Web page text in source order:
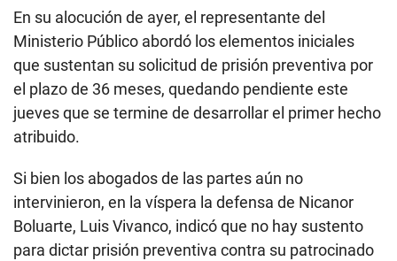
En su alocución de ayer, el representante del
Ministerio Público abordó los elementos iniciales
que sustentan su solicitud de prisión preventiva por
el plazo de 36 meses, quedando pendiente este
jueves que se termine de desarrollar el primer hecho
atribuido.
Si bien los abogados de las partes aún no
intervinieron, en la víspera la defensa de Nicanor
Boluarte, Luis Vivanco, indicó que no hay sustento
para dictar prisión preventiva contra su patrocinado